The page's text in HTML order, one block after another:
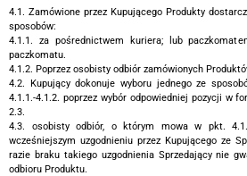
4.1. Zamówione przez Kupującego Produkty
sposobów:
4.1.1. za pośrednictwem kuriera; lub
paczkomatu.
4.1.2. Poprzez osobisty odbiór zamówionych
4.2. Kupujący dokonuje wyboru jednego ze
4.1.1.-4.1.2. poprzez wybór odpowiedniej pozycji w
2.3.
4.3. osobisty odbiór, o którym mowa w pkt.
wcześniejszym uzgodnieniu przez Kupującego ze
razie braku takiego uzgodnienia Sprzedający nie
odbioru Produktu.